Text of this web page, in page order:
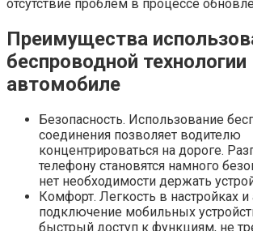
отсутствие проблем в процессе
Преимущества
беспроводной технологии
автомобиле
Безопасность. Использование
соединения позволяет водителю
концентрироваться на дороге.
телефону становятся намного
нет необходимости держать
Комфорт. Легкость в настройках и
подключение мобильных
быстрый доступ к функциям, не